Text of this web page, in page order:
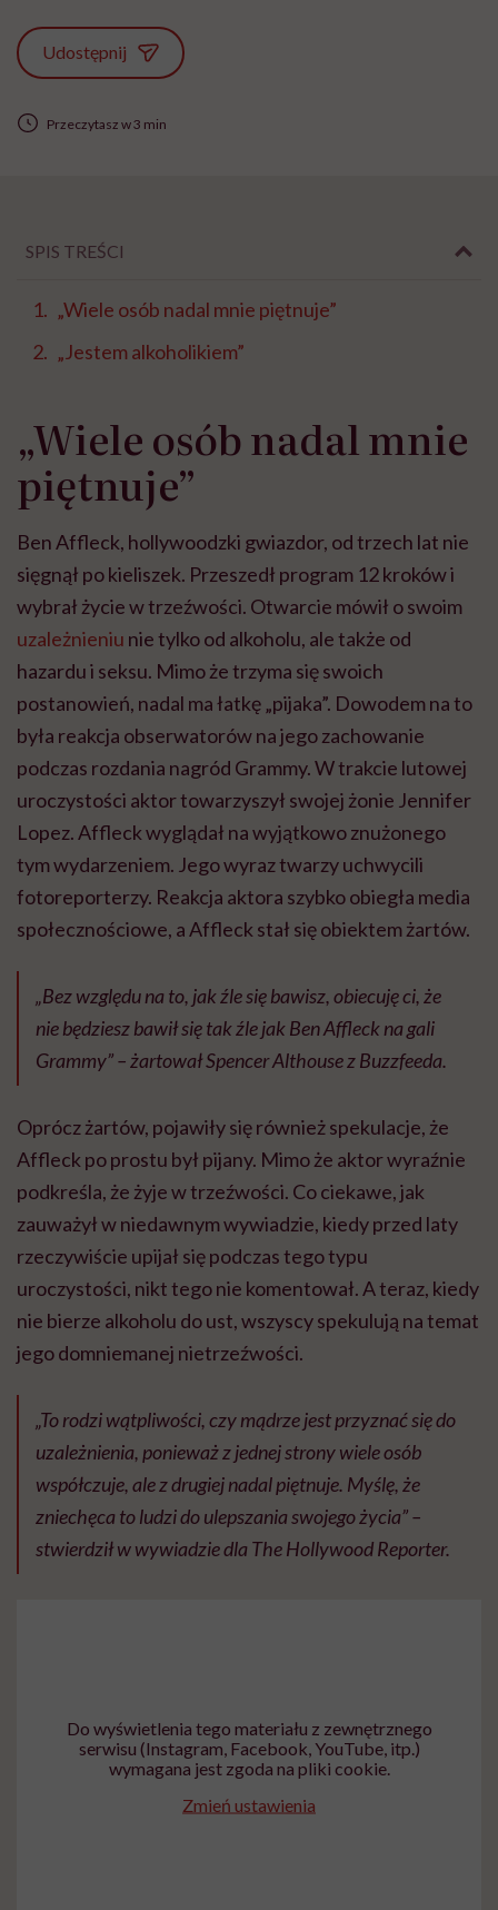
Udostępnij
Przeczytasz w 3 min
SPIS TREŚCI
„Wiele osób nadal mnie piętnuje”
„Jestem alkoholikiem”
„Wiele osób nadal mnie
piętnuje”
Ben Affleck, hollywoodzki gwiazdor, od trzech lat nie
sięgnął po kieliszek. Przeszedł program 12 kroków i
wybrał życie w trzeźwości. Otwarcie mówił o swoim
uzależnieniu nie tylko od alkoholu, ale także od
hazardu i seksu. Mimo że trzyma się swoich
postanowień, nadal ma łatkę „pijaka”. Dowodem na to
była reakcja obserwatorów na jego zachowanie
podczas rozdania nagród Grammy. W trakcie lutowej
uroczystości aktor towarzyszył swojej żonie Jennifer
Lopez. Affleck wyglądał na wyjątkowo znużonego
tym wydarzeniem. Jego wyraz twarzy uchwycili
fotoreporterzy. Reakcja aktora szybko obiegła media
społecznościowe, a Affleck stał się obiektem żartów.
„Bez względu na to, jak źle się bawisz, obiecuję ci, że
nie będziesz bawił się tak źle jak Ben Affleck na gali
Grammy” – żartował Spencer Althouse z Buzzfeeda.
Oprócz żartów, pojawiły się również spekulacje, że
Affleck po prostu był pijany. Mimo że aktor wyraźnie
podkreśla, że żyje w trzeźwości. Co ciekawe, jak
zauważył w niedawnym wywiadzie, kiedy przed laty
rzeczywiście upijał się podczas tego typu
uroczystości, nikt tego nie komentował. A teraz, kiedy
nie bierze alkoholu do ust, wszyscy spekulują na temat
jego domniemanej nietrzeźwości.
„To rodzi wątpliwości, czy mądrze jest przyznać się do
uzależnienia, ponieważ z jednej strony wiele osób
współczuje, ale z drugiej nadal piętnuje. Myślę, że
zniechęca to ludzi do ulepszania swojego życia” –
stwierdził w wywiadzie dla The Hollywood Reporter.
Do wyświetlenia tego materiału z zewnętrznego
serwisu (Instagram, Facebook, YouTube, itp.)
wymagana jest zgoda na pliki cookie.
Zmień ustawienia